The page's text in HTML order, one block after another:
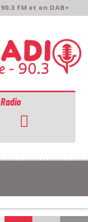
90.3 FM et en DAB+